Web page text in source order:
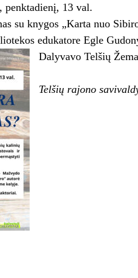
penktadienį, 13 val.
su knygos „Karta nuo
edukatore Egle
Dalyvavo Telšių
Telšių rajono